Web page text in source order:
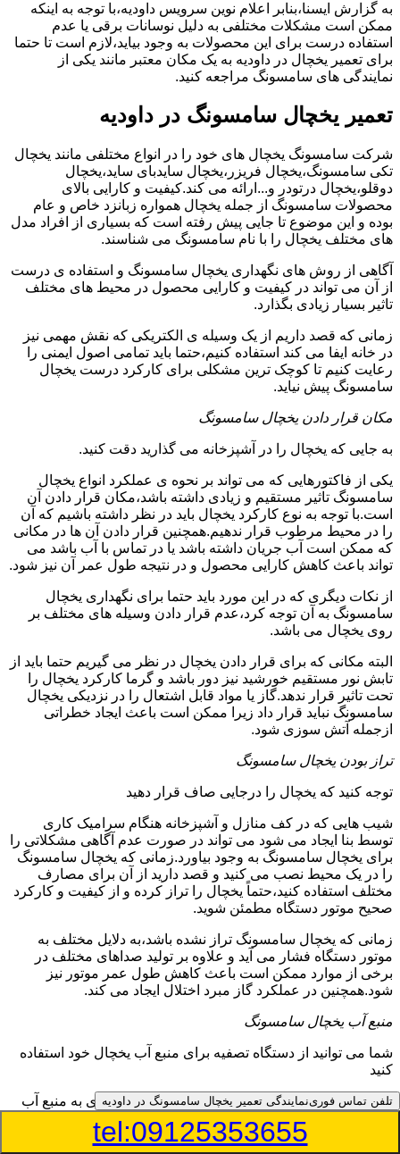
به گزارش ایسنا،بنابر اعلام نوین سرویس داودیه،با توجه به اینکه
ممکن است مشکلات مختلفی به دلیل نوسانات برقی یا عدم
استفاده درست برای این محصولات به وجود بیاید،لازم است تا حتما
برای تعمیر یخچال در داودیه به یک مکان معتبر مانند یکی از
نمایندگی های سامسونگ مراجعه کنید.
تعمیر یخچال سامسونگ در داودیه
شرکت سامسونگ یخچال های خود را در انواع مختلفی مانند یخچال
تکی سامسونگ،یخچال فریزر،یخچال سایدبای ساید،یخچال
دوقلو،یخچال درتودر و...ارائه می کند.کیفیت و کارایی بالای
محصولات سامسونگ از جمله یخچال همواره زبانزد خاص و عام
بوده و این موضوع تا جایی پیش رفته است که بسیاری از افراد مدل
های مختلف یخچال را با نام سامسونگ می شناسند.
آگاهی از روش های نگهداری یخچال سامسونگ و استفاده ی درست
از آن می تواند در کیفیت و کارایی محصول در محیط های مختلف
تاثیر بسیار زیادی بگذارد.
زمانی که قصد داریم از یک وسیله ی الکتریکی که نقش مهمی نیز
در خانه ایفا می کند استفاده کنیم،حتما باید تمامی اصول ایمنی را
رعایت کنیم تا کوچک ترین مشکلی برای کارکرد درست یخچال
سامسونگ پیش نیاید.
مکان قرار دادن یخچال سامسونگ
به جایی که یخچال را در آشپزخانه می گذارید دقت کنید.
یکی از فاکتورهایی که می تواند بر نحوه ی عملکرد انواع یخچال
سامسونگ تاثیر مستقیم و زیادی داشته باشد،مکان قرار دادن آن
است.با توجه به نوع کارکرد یخچال باید در نظر داشته باشیم که آن
را در محیط مرطوب قرار ندهیم.همچنین قرار دادن آن ها در مکانی
که ممکن است آب جریان داشته باشد یا در تماس با آب باشد می
تواند باعث کاهش کارایی محصول و در نتیجه طول عمر آن نیز شود.
از نکات دیگری که در این مورد باید حتما برای نگهداری یخچال
سامسونگ به آن توجه کرد،عدم قرار دادن وسیله های مختلف بر
روی یخچال می باشد.
البته مکانی که برای قرار دادن یخچال در نظر می گیریم حتما باید از
تابش نور مستقیم خورشید نیز دور باشد و گرما کارکرد یخچال را
تحت تاثیر قرار ندهد.گاز یا مواد قابل اشتعال را در نزدیکی یخچال
سامسونگ نباید قرار داد زیرا ممکن است باعث ایجاد خطراتی
ازجمله آتش سوزی شود.
تراز بودن یخچال سامسونگ
توجه کنید که یخچال را درجایی صاف قرار دهید
شیب هایی که در کف منازل و آشپزخانه هنگام سرامیک کاری
توسط بنا ایجاد می شود می تواند در صورت عدم آگاهی مشکلاتی را
برای یخچال سامسونگ به وجود بیاورد.زمانی که یخچال سامسونگ
را در یک محیط نصب می کنید و قصد دارید از آن برای مصارف
مختلف استفاده کنید،حتماً یخچال را تراز کرده و از کیفیت و کارکرد
صحیح موتور دستگاه مطمئن شوید.
زمانی که یخچال سامسونگ تراز نشده باشد،به دلایل مختلف به
موتور دستگاه فشار می آید و علاوه بر تولید صداهای مختلف در
برخی از موارد ممکن است باعث کاهش طول عمر موتور نیز
شود.همچنین در عملکرد گاز مبرد اختلال ایجاد می کند.
منبع آب یخچال سامسونگ
شما می توانید از دستگاه تصفیه برای منبع آب یخچال خود استفاده
کنید
در دفترچه راهنمای یخچال سامسونگ قسمت ویژه ای به منبع آب
آن و راهنمایی لازم در زمینه نصب و استفاده از آن اختصاص داده
شده است.برخی از مدل های یخچال سامسونگ دارای منبع آبریز
تلفن تماس فورینمایندگی تعمیر یخچال سامسونگ در داودیه
tel:09125353655